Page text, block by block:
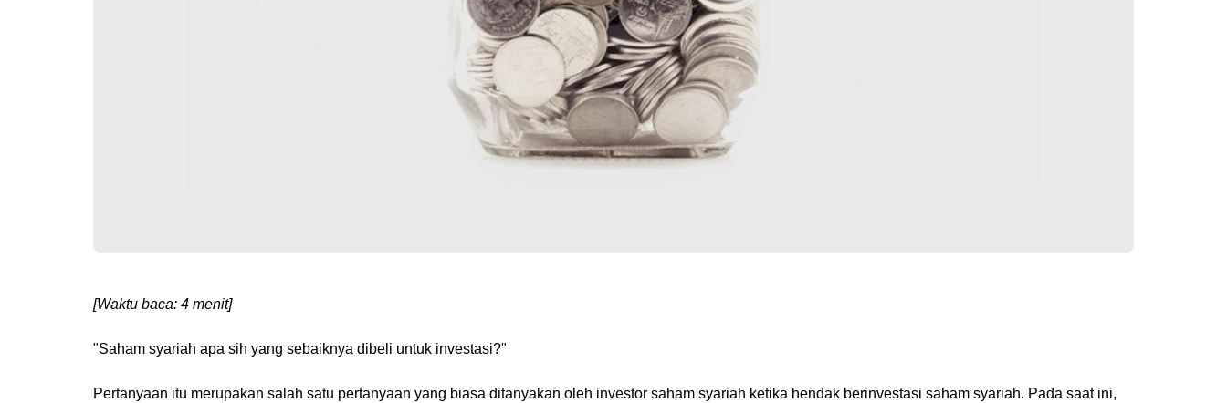
[Waktu baca: 4 menit]
"Saham syariah apa sih yang sebaiknya dibeli untuk investasi?"
Pertanyaan itu merupakan salah satu pertanyaan yang biasa ditanyakan oleh investor saham syariah ketika hendak berinvestasi saham syariah. Pada saat ini,